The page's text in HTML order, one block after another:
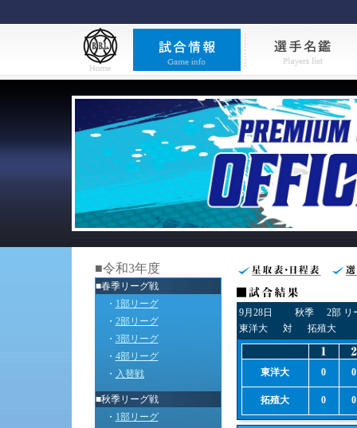
■令和3年度
■春季リーグ戦
・ 1部リーグ
・ 2部リーグ
・ 3部リーグ
・ 4部リーグ
・ 入替戦
■秋季リーグ戦
・ 1部リーグ
9月28日 秋季
2部 リ
東洋大
対 拓殖大
東洋大 0 0
拓殖大 0 0